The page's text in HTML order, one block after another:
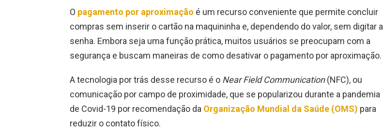
O pagamento por aproximação é um recurso conveniente que permite concluir
compras sem inserir o cartão na maquininha e, dependendo do valor, sem digitar a
senha. Embora seja uma função prática, muitos usuários se preocupam com a
segurança e buscam maneiras de como desativar o pagamento por aproximação.
A tecnologia por trás desse recurso é o Near Field Communication(NFC), ou
comunicação por campo de proximidade, que se popularizou durante a pandemia
de Covid-19 por recomendação da Organização Mundial da Saúde (OMS) para
reduzir o contato físico.